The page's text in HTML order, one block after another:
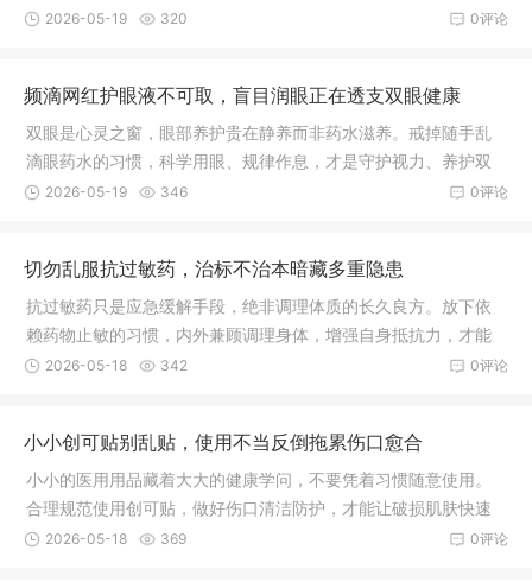
解身体病痛，又能最大程度减少药物对身体的伤害，早日恢复健
0评论
2026-05-19 320
频滴网红护眼液不可取，盲目润眼正在透支双眼健康
双眼是心灵之窗，眼部养护贵在静养而非药水滋养。戒掉随手乱
滴眼药水的习惯，科学用眼、规律作息，才是守护视力、养护双
眼最稳妥长久的方式。
0评论
2026-05-19 346
切勿乱服抗过敏药，治标不治本暗藏多重隐患
抗过敏药只是应急缓解手段，绝非调理体质的长久良方。放下依
赖药物止敏的习惯，内外兼顾调理身体，增强自身抵抗力，才能
从根本上减少过敏发作，安稳守护身体健康。
0评论
2026-05-18 342
小小创可贴别乱贴，使用不当反倒拖累伤口愈合
小小的医用用品藏着大大的健康学问，不要凭着习惯随意使用。
合理规范使用创可贴，做好伤口清洁防护，才能让破损肌肤快速
愈合，远离皮肤感染困扰。
0评论
2026-05-18 369